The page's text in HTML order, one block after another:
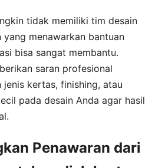
tidak memiliki tim desain
menawarkan bantuan
bisa sangat membantu.
saran profesional
jenis kertas, finishing, atau
pada desain Anda agar hasil
Penawaran dari